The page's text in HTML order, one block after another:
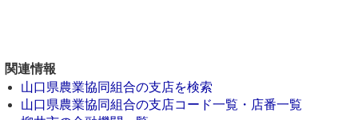
関連情報
山口県農業協同組合の支店を検索
山口県農業協同組合の支店コード一覧・店番一覧